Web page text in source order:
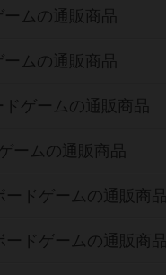
ームの通販商品
ームの通販商品
ゲームの通販商品
ームの通販商品
ードゲームの通販商品
ードゲームの通販商品